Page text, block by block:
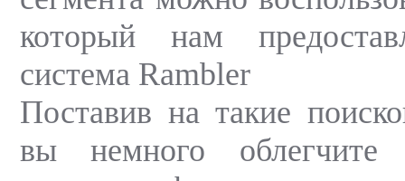
который нам
система Rambler
Поставив на такие
вы немного облегчите